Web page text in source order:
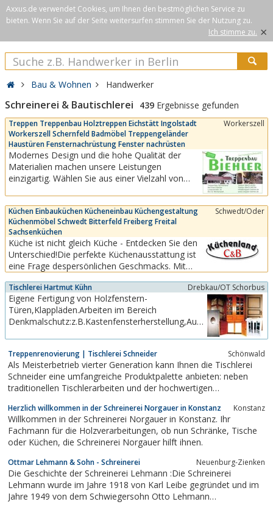
Axxus.de verwendet Cookies, um Ihnen den bestmöglichen Service zu
bieten. Wenn Sie auf der Seite weitersurfen stimmen Sie der Nutzung zu.
Ich stimme zu. ×
Bau & Wohnen Handwerker
Schreinerei & Bautischlerei 439 Ergebnisse gefunden
Treppen Treppenbau Holztreppen Eichstätt Ingolstadt
Workerszell Schernfeld Badmöbel Treppengeländer
Haustüren Fensternachrüstung Fenster nachrüsten
Workerszell
Modernes Design und die hohe Qualität der
Materialien machen unsere Leistungen
einzigartig. Wählen Sie aus einer Vielzahl von
Wünsche.BIEHLER – Der Maßstab für Qualität
und Design!Sie suchen das Besondere? Unsere
Leistungsvielfalt...
Küchen Einbauküchen Kücheneinbau Küchengestaltung
Küchenmöbel Schwedt Bitterfeld Freiberg Freital
Sachsenküchen
Schwedt/Oder
Küche ist nicht gleich Küche - Entdecken Sie den
Unterschied!Die perfekte Küchenausstattung ist
eine Frage despersönlichen Geschmacks. Mit
Qualitäts-Einbauküchen lassen sich die
unterschiedlichsten Wünsche anspruchsvoller
Kunden hinsichtlich Design und Funktionalität
erfüllen....
Tischlerei Hartmut Kühn Drebkau/OT Schorbus
Eigene Fertigung von Holzfenstern-
Türen,Klappläden.Arbeiten im Bereich
Denkmalschutz:z.B.Kastenfensterherstellung,Aufarbeitungen,
Treppenrenovierung | Tischlerei Schneider Schönwald
Als Meisterbetrieb vierter Generation kann Ihnen die Tischlerei
Schneider eine umfangreiche Produktpalette anbieten: neben
traditionellen Tischlerarbeiten und der hochwertigen
Renovierung von Türen und neu: Spanndecken. Weiteres, z.B.
mehr zum Thema Treppensanierung auf...
Herzlich willkommen in der Schreinerei Norgauer in Konstanz Konstanz
Willkommen in der Schreinerei Norgauer in Konstanz. Ihr
Fachmann für die Holzverarbeitungen, ob nun Schränke, Tische
oder Küchen, die Schreinerei Norgauer hilft ihnen.
Ottmar Lehmann & Sohn - Schreinerei Neuenburg-Zienken
Die Geschichte der Schreinerei Lehmann :Die Schreinerei
Lehmann wurde im Jahre 1918 von Karl Leibe gegründet und im
Jahre 1949 von dem Schwiegersohn Otto Lehmann